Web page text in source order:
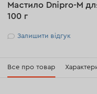
Мастило Dnipro-M
100 г
Рейтинг
Залишити відгук
Все про товар